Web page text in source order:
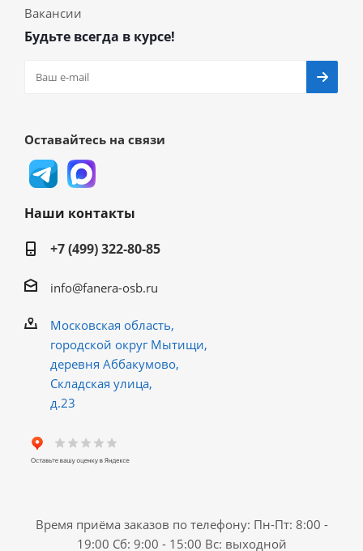
Вакансии
Будьте всегда в курсе!
Оставайтесь на связи
Наши контакты
+7 (499) 322-80-85
info@fanera-osb.ru
Московская область,
городской округ Мытищи,
деревня Аббакумово,
Складская улица,
д.23
Время приёма заказов по телефону: Пн-Пт: 8:00 -
19:00 Сб: 9:00 - 15:00 Вс: выходной